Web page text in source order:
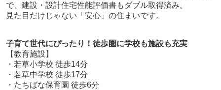
で、建設・設計住宅性能評価書もダブル取得済み。
見た目だけじゃない「安心」の住まいです。
子育て世代にぴったり！徒歩圏に学校も施設も充実
【教育施設】
・若草小学校 徒歩14分
・若草中学校 徒歩17分
・たちばな保育園 徒歩6分